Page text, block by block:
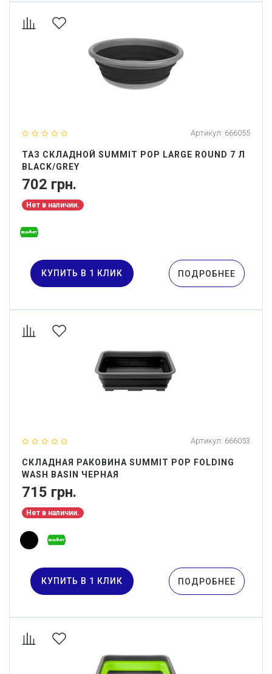
Артикул: 666055
ТАЗ СКЛАДНОЙ SUMMIT POP LARGE ROUND 7 Л
BLACK/GREY
702 грн.
Нет в наличии.
КУПИТЬ В 1 КЛИК ПОДРОБНЕЕ
Артикул: 666053
СКЛАДНАЯ РАКОВИНА SUMMIT POP FOLDING
WASH BASIN ЧЕРНАЯ
715 грн.
Нет в наличии.
КУПИТЬ В 1 КЛИК ПОДРОБНЕЕ